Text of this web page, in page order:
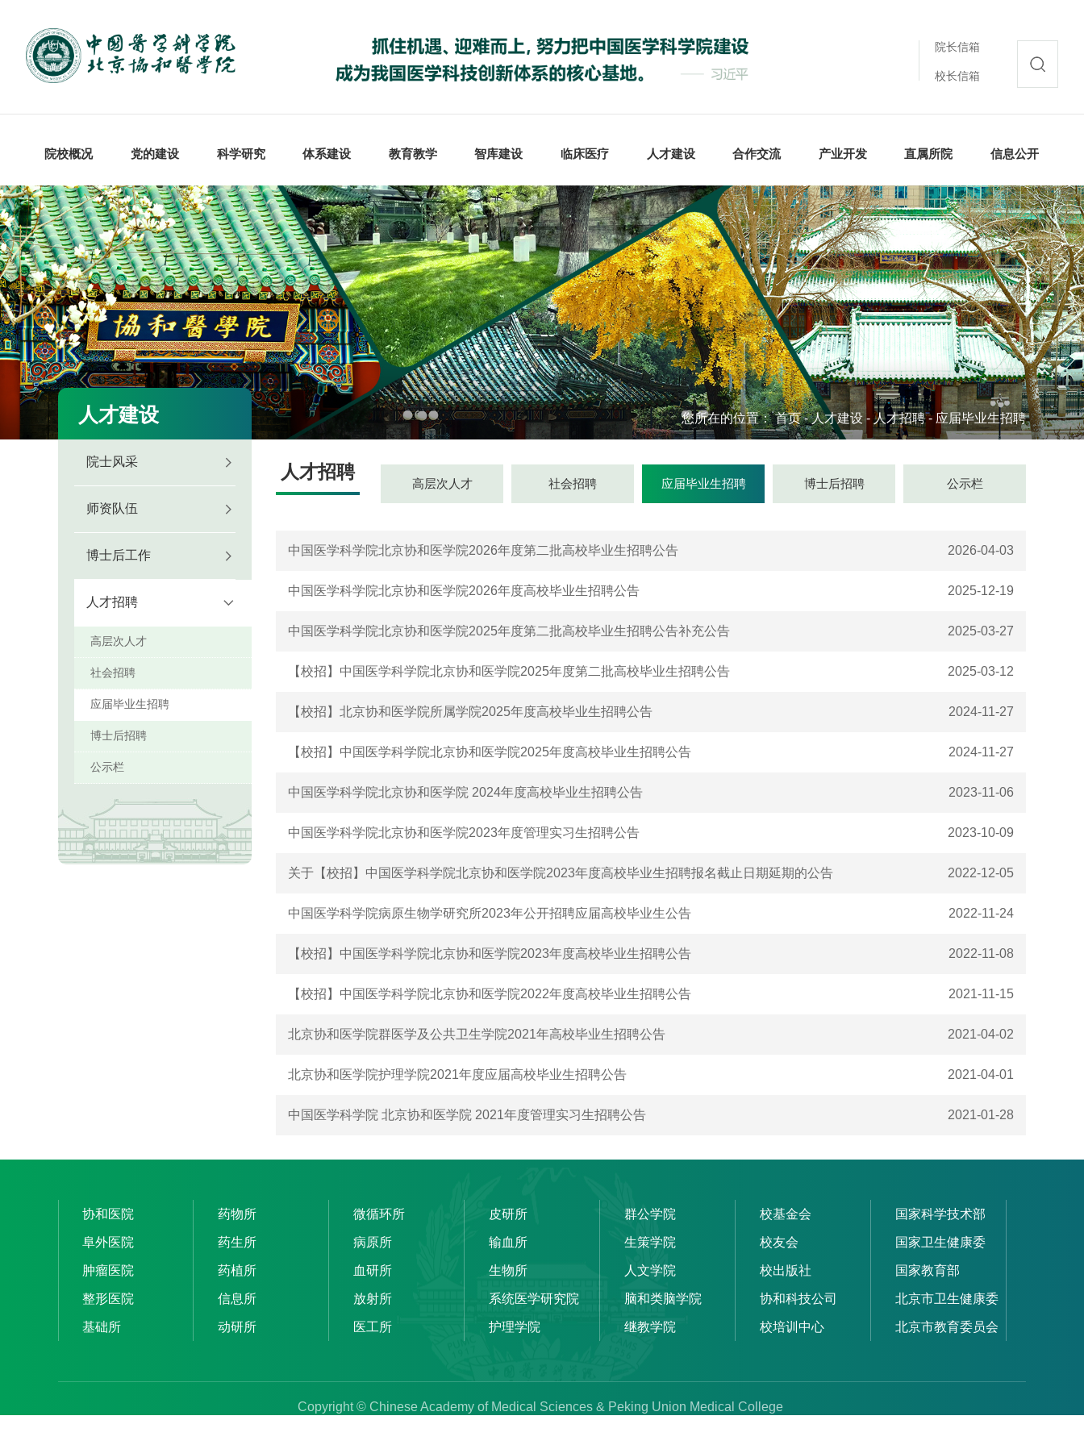
院长信箱
校长信箱
院校概况 党的建设 科学研究 体系建设 教育教学 智库建设 临床医疗 人才建设 合作交流 产业开发 直属所院 信息公开
人才建设 您所在的位置：首页-人才建设-人才招聘-应届毕业生招聘
院士风采
师资队伍
博士后工作
人才招聘
高层次人才
社会招聘
应届毕业生招聘
博士后招聘
公示栏
人才招聘
高层次人才 社会招聘 应届毕业生招聘 博士后招聘 公示栏
2026-04-03
中国医学科学院北京协和医学院2026年度第二批高校毕业生招聘公告
2025-12-19
中国医学科学院北京协和医学院2026年度高校毕业生招聘公告
2025-03-27
中国医学科学院北京协和医学院2025年度第二批高校毕业生招聘公告补充公告
2025-03-12
【校招】中国医学科学院北京协和医学院2025年度第二批高校毕业生招聘公告
2024-11-27
【校招】北京协和医学院所属学院2025年度高校毕业生招聘公告
2024-11-27
【校招】中国医学科学院北京协和医学院2025年度高校毕业生招聘公告
2023-11-06
中国医学科学院北京协和医学院 2024年度高校毕业生招聘公告
2023-10-09
中国医学科学院北京协和医学院2023年度管理实习生招聘公告
2022-12-05
关于【校招】中国医学科学院北京协和医学院2023年度高校毕业生招聘报名截止日期延期的公告
2022-11-24
中国医学科学院病原生物学研究所2023年公开招聘应届高校毕业生公告
2022-11-08
【校招】中国医学科学院北京协和医学院2023年度高校毕业生招聘公告
2021-11-15
【校招】中国医学科学院北京协和医学院2022年度高校毕业生招聘公告
2021-04-02
北京协和医学院群医学及公共卫生学院2021年高校毕业生招聘公告
2021-04-01
北京协和医学院护理学院2021年度应届高校毕业生招聘公告
2021-01-28
中国医学科学院 北京协和医学院 2021年度管理实习生招聘公告
协和医院
阜外医院
肿瘤医院
整形医院
基础所
药物所
药生所
药植所
信息所
动研所
微循环所
病原所
血研所
放射所
医工所
皮研所
输血所
生物所
系统医学研究院
护理学院
群公学院
生策学院
人文学院
脑和类脑学院
继教学院
校基金会
校友会
校出版社
协和科技公司
校培训中心
国家科学技术部
国家卫生健康委
国家教育部
北京市卫生健康委
北京市教育委员会
Copyright © Chinese Academy of Medical Sciences & Peking Union Medical College